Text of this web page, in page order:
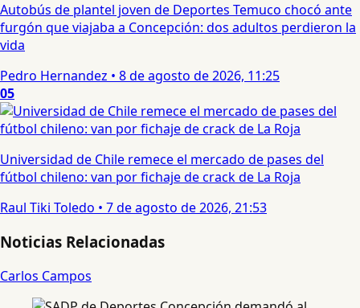
Autobús de plantel joven de Deportes Temuco chocó ante
furgón que viajaba a Concepción: dos adultos perdieron la
vida
Pedro Hernandez • 8 de agosto de 2026, 11:25
05
Universidad de Chile remece el mercado de pases del
fútbol chileno: van por fichaje de crack de La Roja
Raul Tiki Toledo • 7 de agosto de 2026, 21:53
Noticias Relacionadas
Carlos Campos